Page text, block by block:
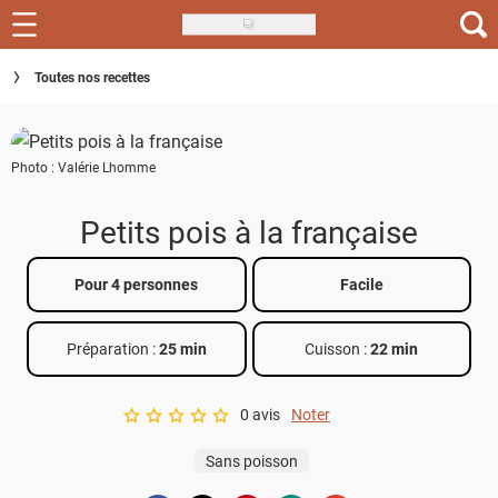
Skip
to
main
Recettes
Inspirations
Conseils
Menu de la semaine
Actus
Téléchargez l'app Saveurs Recettes
Index des recettes
Toutes nos recettes
Photo : Valérie Lhomme
Petits pois à la française
Pour 4 personnes Facile
Préparation :25 min Cuisson :22 min
A star rating of 0 out of 5.
0 avis Noter
Sans poisson